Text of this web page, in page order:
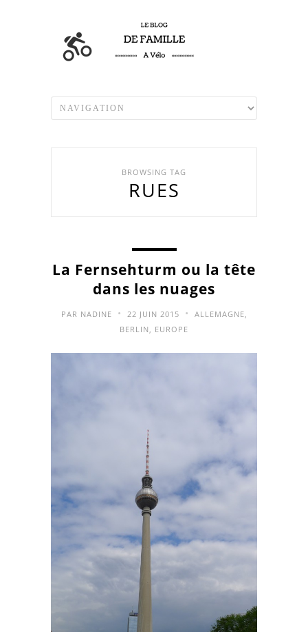
BROWSING TAG
RUES
La Fernsehturm ou la tête
dans les nuages
PAR NADINE • 22 JUIN 2015 • ALLEMAGNE,
BERLIN , EUROPE